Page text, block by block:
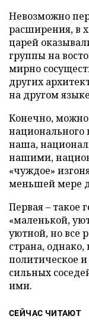
Невозможно
расширения, в
царей
группы на
мирно
других
на другом
Конечно,
национального
наша,
нашими,
«чуждое»
меньшей мере
Первая – такое
«маленькой,
уютной, но все
страна,
политическое
сильных
ими.
СЕЙЧАС ЧИТАЮТ